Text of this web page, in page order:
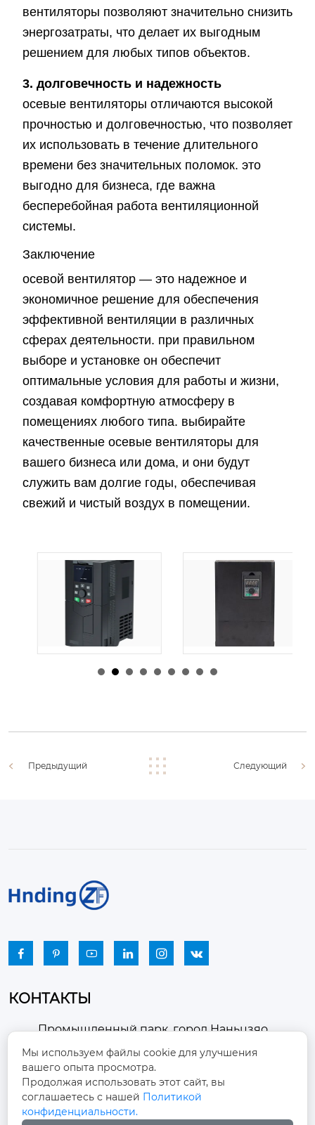
вентиляторы позволяют значительно снизить
энергозатраты, что делает их выгодным
решением для любых типов объектов.
3. долговечность и надежность
осевые вентиляторы отличаются высокой
прочностью и долговечностью, что позволяет
их использовать в течение длительного
времени без значительных поломок. это
выгодно для бизнеса, где важна
бесперебойная работа вентиляционной
системы.
Заключение
осевой вентилятор — это надежное и
экономичное решение для обеспечения
эффективной вентиляции в различных
сферах деятельности. при правильном
выборе и установке он обеспечит
оптимальные условия для работы и жизни,
создавая комфортную атмосферу в
помещениях любого типа. выбирайте
качественные осевые вентиляторы для
вашего бизнеса или дома, и они будут
служить вам долгие годы, обеспечивая
свежий и чистый воздух в помещении.
由admin |30 1 月,
由admin |29 1 月,
Предыдущий Следующий
     
КОНТАКТЫ

Промышленный парк, город Наньцзяо,
район Чжоуцунь, город Цзыбо, провинция
Шаньдун
 winston-xu@hengdingfan.com
Мы используем файлы cookie для улучшения
вашего опыта просмотра.
Продолжая использовать этот сайт, вы
соглашаетесь с нашей Политикой
конфиденциальности.